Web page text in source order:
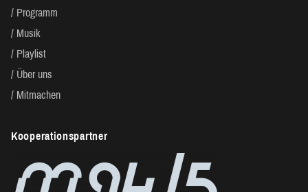
Programm
Musik
Playlist
Über uns
Mitmachen
Kooperationspartner